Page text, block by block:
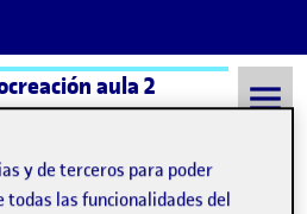
aula 2
y de terceros para poder
las funcionalidades del